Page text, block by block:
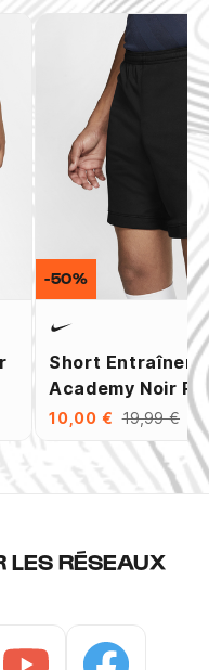
Short
Academy Noir
10,00 € 19,99 €
-50%
LES RÉSEAUX